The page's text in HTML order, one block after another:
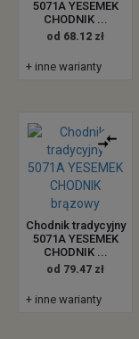
5071A YESEMEK
CHODNIK ...
od 68.12 zł
+ inne warianty
Chodnik tradycyjny
5071A YESEMEK
CHODNIK ...
od 79.47 zł
+ inne warianty